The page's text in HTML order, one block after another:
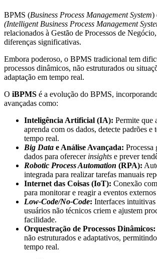
BPMS (Business Process Management System)
(Intelligent Business Process Management
relacionados à Gestão de Processos de
diferenças significativas.
Embora poderoso, o BPMS tradicional tem
processos dinâmicos, não estruturados ou
adaptação em tempo real.
O iBPMS é a evolução do BPMS,
avançadas como:
Inteligência Artificial (IA): Permite que
aprenda com os dados, detecte padrões e
tempo real.
Big Data e Análise Avançada: Processa
dados para oferecer insights e prever
Robotic Process Automation (RPA):
integrada para realizar tarefas manuais
Internet das Coisas (IoT): Conexão
para monitorar e reagir a eventos
Low-Code/No-Code: Interfaces
usuários não técnicos criem e ajustem
facilidade.
Orquestração de Processos Dinâmicos:
não estruturados e adaptativos,
tempo real.